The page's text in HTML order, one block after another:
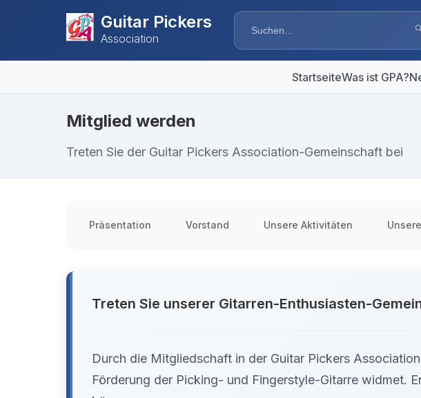
Guitar Pickers
Association
StartseiteWas ist GPA?
Mitglied werden
Treten Sie der Guitar Pickers Association-Gemeinschaft bei
Präsentation Vorstand Unsere Aktivitäten
Treten Sie unserer Gitarren-Enthusiasten-
Durch die Mitgliedschaft in der Guitar Pickers
Förderung der Picking- und Fingerstyle-Gitarre widmet.